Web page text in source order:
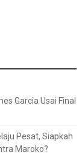
Garcia Usai Final
Pesat, Siapkah
Maroko?